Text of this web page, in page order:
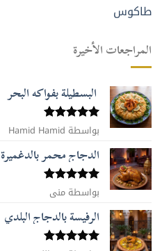
طاكوس
المراجعات الأخيرة
البسطيلة بفواكه البحر
تم التقييم
5من 5
بواسطة Hamid Hamid
الدجاج محمر بالدغميرة
تم التقييم
5من 5
بواسطة منى
الرفيسة بالدجاج البلدي